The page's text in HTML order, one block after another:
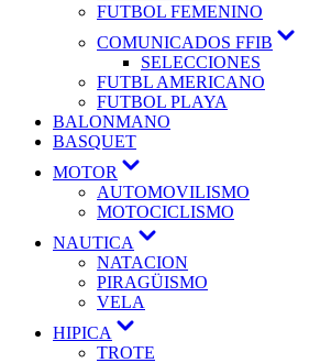
FUTBOL FEMENINO
COMUNICADOS FFIB
SELECCIONES
FUTBL AMERICANO
FUTBOL PLAYA
BALONMANO
BASQUET
MOTOR
AUTOMOVILISMO
MOTOCICLISMO
NAUTICA
NATACION
PIRAGÜISMO
VELA
HIPICA
TROTE